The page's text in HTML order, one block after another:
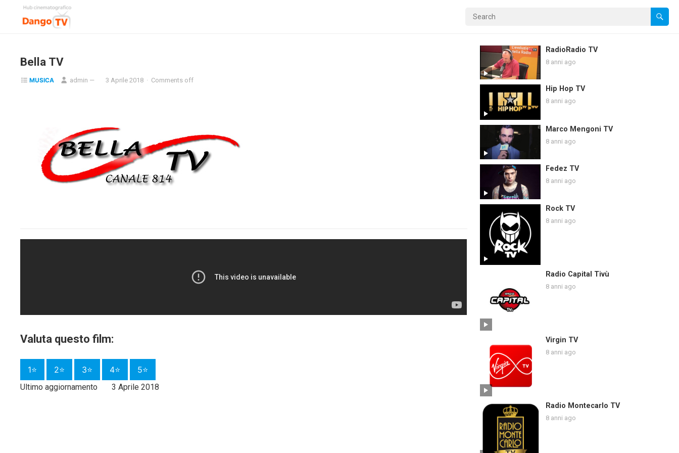
Bella TV
MUSICA admin — 3 Aprile 2018 · Comments off
Valuta questo film:
1⭐ 2⭐ 3⭐ 4⭐ 5⭐
Ultimo aggiornamento 3 Aprile 2018
RadioRadio TV
8 anni ago
Hip Hop TV
8 anni ago
Marco Mengoni TV
8 anni ago
Fedez TV
8 anni ago
Rock TV
8 anni ago
Radio Capital Tivù
8 anni ago
Virgin TV
8 anni ago
Radio Montecarlo TV
8 anni ago